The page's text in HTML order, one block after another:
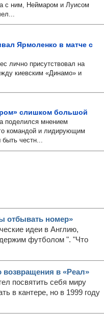
с ним, Неймаром и Луисом
Ярмоленко в матче с
лично присутствовал на
киевским «Динамо» и
слишком большой
поделился мнением
командой и лидирующим
честн...
отбывать номер»
идеи в Англию,
футболом ". "Что
возвращения в «Реал»
посвятить себя миру
в кантере, но в 1999 году